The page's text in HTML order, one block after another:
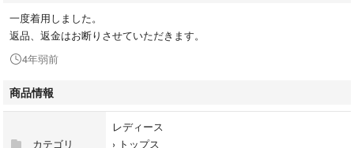
一度着用しました。
返品、返金はお断りさせていただきます。
4年弱前
商品情報
カテゴリ
レディース
› トップス